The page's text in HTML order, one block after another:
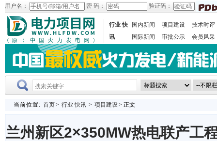
用户名： 密 码： 验证码：
行业 快
讯
国内新闻 项目建设
技术时评
国际新闻
审批公示 会员风采
当前位置: 首页> 行业 快讯 > 项目建设> 正文
兰州新区2×350MW热电联产工